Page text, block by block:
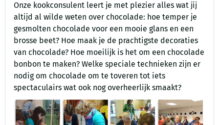
Onze kookconsulent leert je met plezier alles wat jij
altijd al wilde weten over chocolade: hoe temper je
gesmolten chocolade voor een mooie glans en een
brosse beet? Hoe maak je de prachtigste decoraties
van chocolade? Hoe moeilijk is het om een chocolade
bonbon te maken? Welke speciale technieken zijn er
nodig om chocolade om te toveren tot iets
spectaculairs wat ook nog overheerlijk smaakt?